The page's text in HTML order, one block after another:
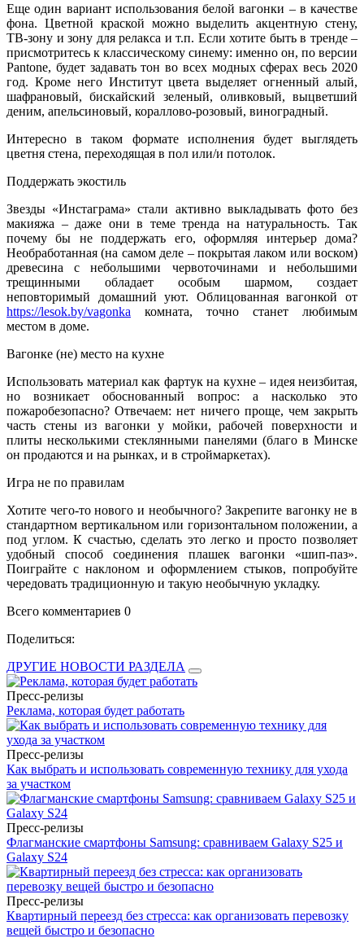
Еще один вариант использования белой вагонки – в качестве
фона. Цветной краской можно выделить акцентную стену,
ТВ-зону и зону для релакса и т.п. Если хотите быть в тренде –
присмотритесь к классическому синему: именно он, по версии
Pantone, будет задавать тон во всех модных сферах весь 2020
год. Кроме него Институт цвета выделяет огненный алый,
шафрановый, бискайский зеленый, оливковый, выцветший
деним, апельсиновый, кораллово-розовый, виноградный.
Интересно в таком формате исполнения будет выглядеть
цветня стена, переходящая в пол или/и потолок.
Поддержать экостиль
Звезды «Инстаграма» стали активно выкладывать фото без
макияжа – даже они в теме тренда на натуральность. Так
почему бы не поддержать его, оформляя интерьер дома?
Необработанная (на самом деле – покрытая лаком или воском)
древесина с небольшими червоточинами и небольшими
трещинными обладает особым шармом, создает
неповторимый домашний уют. Облицованная вагонкой от
https://lesok.by/vagonka комната, точно станет любимым
местом в доме.
Вагонке (не) место на кухне
Использовать материал как фартук на кухне – идея неизбитая,
но возникает обоснованный вопрос: а насколько это
пожаробезопасно? Отвечаем: нет ничего проще, чем закрыть
часть стены из вагонки у мойки, рабочей поверхности и
плиты несколькими стеклянными панелями (благо в Минске
он продаются и на рынках, и в строймаркетах).
Игра не по правилам
Хотите чего-то нового и необычного? Закрепите вагонку не в
стандартном вертикальном или горизонтальном положении, а
под углом. К счастью, сделать это легко и просто позволяет
удобный способ соединения плашек вагонки «шип-паз».
Поиграйте с наклоном и оформлением стыков, попробуйте
чередовать традиционную и такую необычную укладку.
Всего комментариев 0
Поделиться:
ДРУГИЕ НОВОСТИ РАЗДЕЛА
Пресс-релизы
Реклама, которая будет работать
Пресс-релизы
Как выбрать и использовать современную технику для ухода
за участком
Пресс-релизы
Флагманские смартфоны Samsung: сравниваем Galaxy S25 и
Galaxy S24
Пресс-релизы
Квартирный переезд без стресса: как организовать перевозку
вещей быстро и безопасно